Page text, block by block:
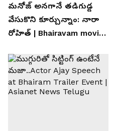
మనోజ్ అనగానే తడిగుడ్డ
వేసుకొని కూర్చున్నాం: నారా
రోహిత్ | Bhairavam movie |